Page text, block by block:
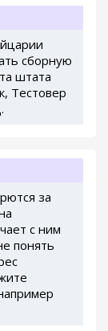
сборную
штата
Тестовер
за
с ним
понять